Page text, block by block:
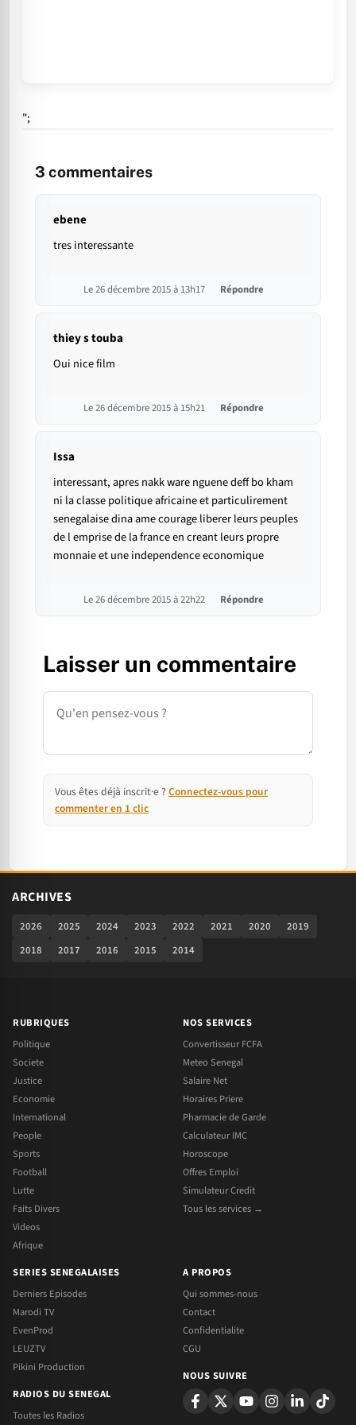
";
3 commentaires
ebene
tres interessante
Le 26 décembre 2015 à 13h17 Répondre
thiey s touba
Oui nice film
Le 26 décembre 2015 à 15h21 Répondre
Issa
interessant, apres nakk ware nguene deff bo kham
ni la classe politique africaine et particulirement
senegalaise dina ame courage liberer leurs peuples
de l emprise de la france en creant leurs propre
monnaie et une independence economique
Le 26 décembre 2015 à 22h22 Répondre
Laisser un commentaire
Commentaire
Vous êtes déjà inscrit·e ? Connectez-vous pour
commenter en 1 clic
ARCHIVES
2026 2025 2024 2023 2022 2021 2020
2019
2018
2017 2016 2015 2014
RUBRIQUES
Politique
Societe
Justice
Economie
International
People
Sports
Football
Lutte
Faits Divers
Videos
Afrique
NOS SERVICES
Convertisseur FCFA
Meteo Senegal
Salaire Net
Horaires Priere
Pharmacie de Garde
Calculateur IMC
Horoscope
Offres Emploi
Simulateur Credit
Tous les services →
SERIES SENEGALAISES
Derniers Episodes
Marodi TV
EvenProd
LEUZTV
Pikini Production
RADIOS DU SENEGAL
Toutes les Radios
A PROPOS
Qui sommes-nous
Contact
Confidentialite
CGU
NOUS SUIVRE